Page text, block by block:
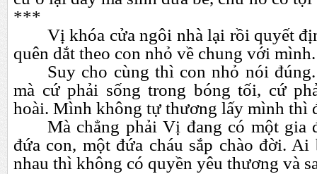
***
Vị khóa cửa ngôi nhà lại rồi quyết
quên dắt theo con nhỏ về chung với mình.
Suy cho cùng thì con nhỏ nói
mà cứ phải sống trong bóng tối, cứ
hoài. Mình không tự thương lấy mình thì
Mà chẳng phải Vị đang có một gia
đứa con, một đứa cháu sắp chào đời.
nhau thì không có quyền yêu thương và